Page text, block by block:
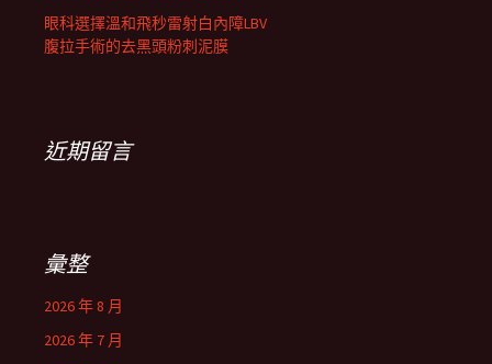
眼科選擇溫和飛秒雷射白內障LBV
腹拉手術的去黑頭粉刺泥膜
近期留言
彙整
2026 年 8 月
2026 年 7 月